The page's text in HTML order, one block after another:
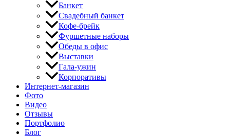
Банкет
Свадебный банкет
Кофе-брейк
Фуршетные наборы
Обеды в офис
Выставки
Гала-ужин
Корпоративы
Интернет-магазин
Фото
Видео
Отзывы
Портфолио
Блог